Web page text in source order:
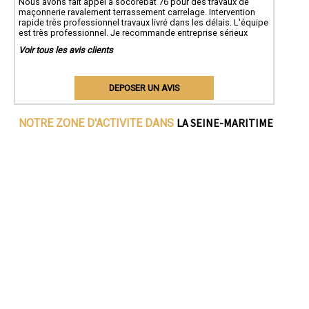
maçonnerie ravalement terrassement carrelage. Intervention
rapide très professionnel travaux livré dans les délais. L'équipe
est très professionnel. Je recommande entreprise sérieux
Voir tous les avis clients
DEPOSER UN AVIS
NOTRE ZONE D'ACTIVITE DANS LA SEINE-MARITIME